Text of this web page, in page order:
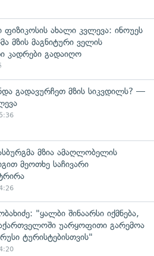
ახალი კვლევა: ინოუეს
მზის მაგნიტური ველის
კადრები გადაიღო
გადავურჩეთ მზის სიკვდილს? —
მზია ამაღლობელის
მეოთხე საჩივარი
"ყალბი შინაარსი იქმნება,
უარყოფითი გარემოა
ტურისტებისთვის"